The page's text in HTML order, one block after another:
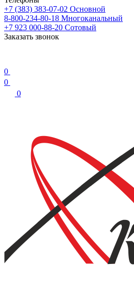
+7 (383) 383-07-02 Основной
8-800-234-80-18 Многоканальный
+7 923 000-88-20 Сотовый
Заказать звонок
0
0
0